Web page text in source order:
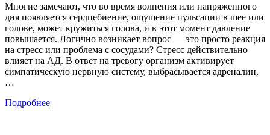
Многие замечают, что во время волнения или напряженного
дня появляется сердцебиение, ощущение пульсации в шее или
голове, может кружиться голова, и в этот момент давление
повышается. Логично возникает вопрос — это просто реакция
на стресс или проблема с сосудами? Стресс действительно
влияет на АД. В ответ на тревогу организм активирует
симпатическую нервную систему, выбрасывается адреналин,
…
Подробнее